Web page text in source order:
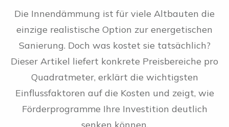
Die Innendämmung ist für viele Altbauten die
einzige realistische Option zur energetischen
Sanierung. Doch was kostet sie tatsächlich?
Dieser Artikel liefert konkrete Preisbereiche pro
Quadratmeter, erklärt die wichtigsten
Einflussfaktoren auf die Kosten und zeigt, wie
Förderprogramme Ihre Investition deutlich